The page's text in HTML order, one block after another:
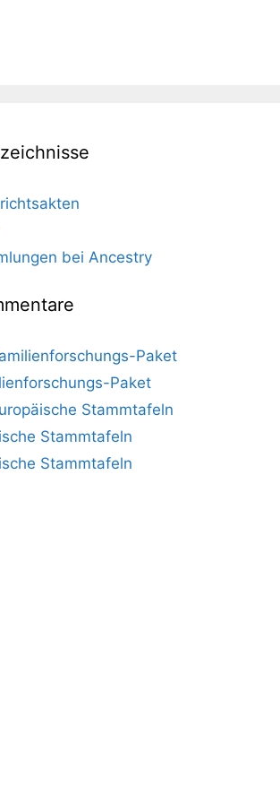
bei Ancestry
Paket
Paket
Stammtafeln
Stammtafeln
Stammtafeln